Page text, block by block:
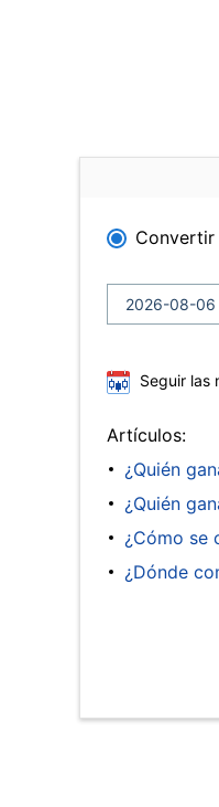
Convertir
Seguir las
Artículos:
¿Quién
¿Quién
¿Cómo se
¿Dónde